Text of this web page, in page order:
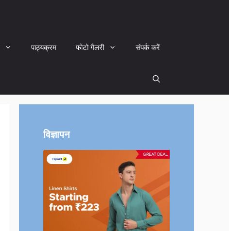
पाठ्यक्रम फोटो गैलरी संपर्क करें
विज्ञापन